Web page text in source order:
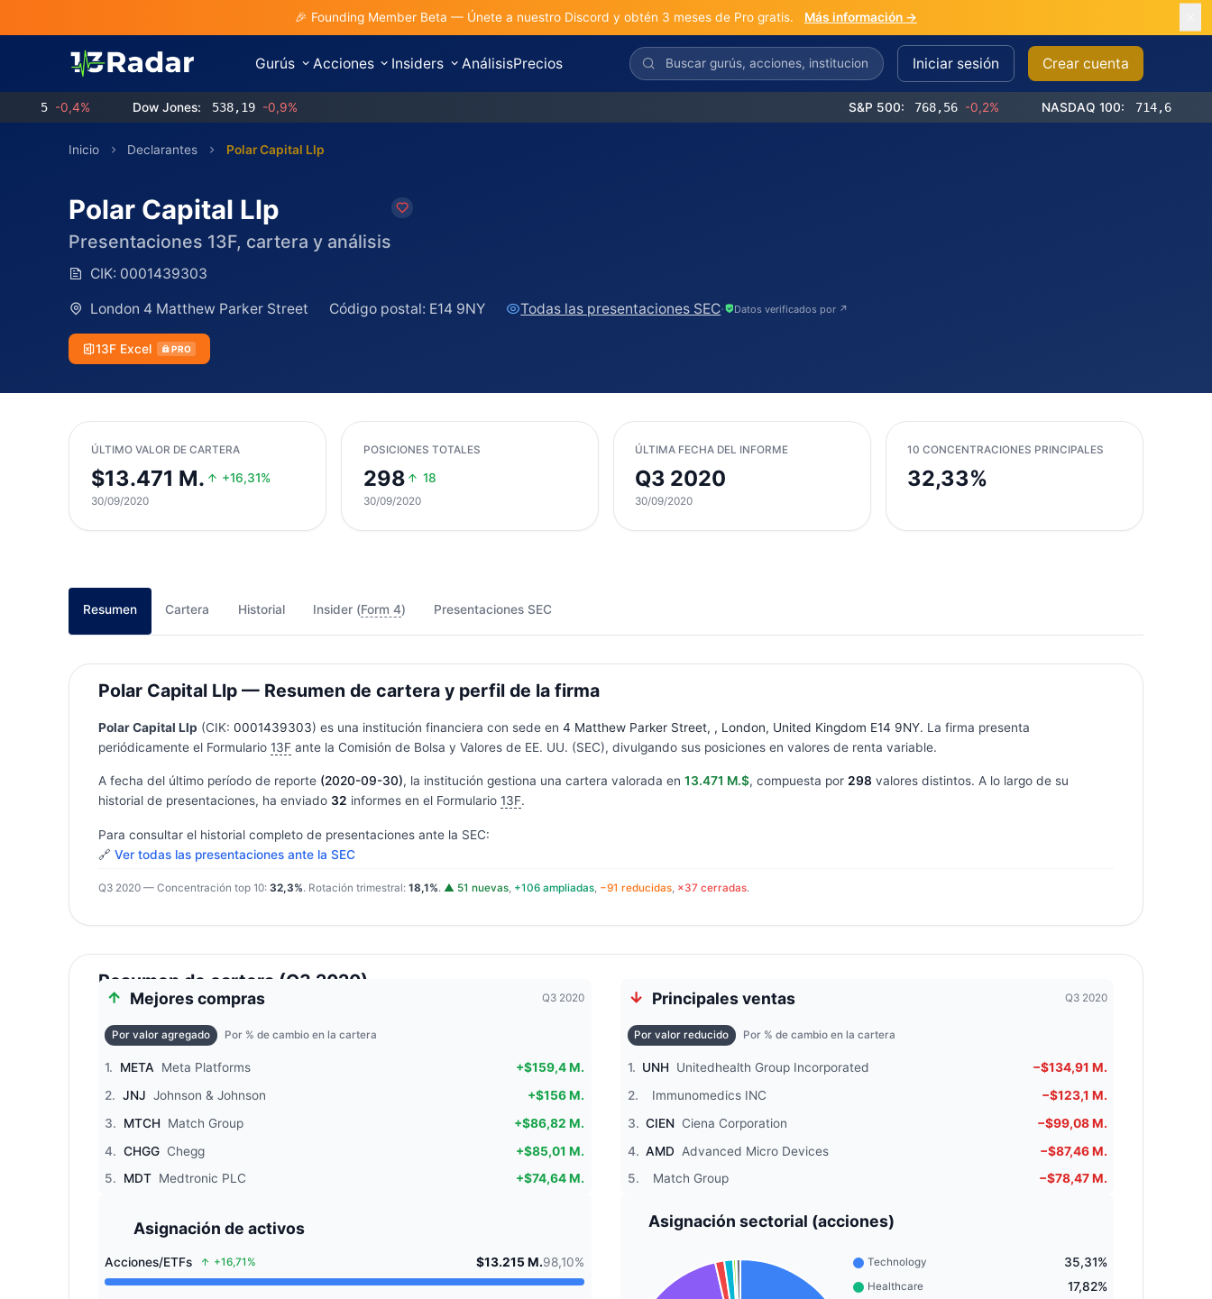
🎉 Founding Member Beta — Únete a nuestro Discord y obtén 3 meses de Pro gratis. Más información →
Gurús Acciones Insiders AnálisisPrecios Iniciar sesión Crear cuenta
-0,4% Dow Jones: 538,19 -0,9% S&P 500: 768,56 -0,2% NASDAQ 100: 714,65 -0,4%
Inicio Declarantes Polar Capital Llp
Polar Capital Llp
Presentaciones 13F, cartera y análisis
CIK: 0001439303
London 4 Matthew Parker Street Código postal: E14 9NY Todas las presentaciones SEC· Datos verificados por ↗
13F Excel PRO
ÚLTIMO VALOR DE CARTERA
$13.471 M. +16,31%
30/09/2020
POSICIONES TOTALES
298 18
30/09/2020
ÚLTIMA FECHA DEL INFORME
Q3 2020
30/09/2020
10 CONCENTRACIONES PRINCIPALES
32,33%
Resumen Cartera Historial Insider (Form 4) Presentaciones SEC
Polar Capital Llp — Resumen de cartera y perfil de la firma
Polar Capital Llp (CIK: 0001439303) es una institución financiera con sede en 4 Matthew Parker Street, , London, United Kingdom E14 9NY. La firma presenta
periódicamente el Formulario 13Fante la Comisión de Bolsa y Valores de EE. UU. (SEC), divulgando sus posiciones en valores de renta variable.
A fecha del último período de reporte (2020-09-30), la institución gestiona una cartera valorada en 13.471 M.$, compuesta por 298 valores distintos. A lo largo de su
historial de presentaciones, ha enviado 32 informes en el Formulario 13F.
Para consultar el historial completo de presentaciones ante la SEC:
🔗 Ver todas las presentaciones ante la SEC
Q3 2020 — Concentración top 10: 32,3%. Rotación trimestral: 18,1%. ▲ 51 nuevas, +106 ampliadas, −91 reducidas, ×37 cerradas.
Resumen de cartera (Q3 2020)
Mejores compras Q3 2020
Por valor agregado Por % de cambio en la cartera
1. META Meta Platforms
+$159,4 M.
2. JNJ Johnson & Johnson
+$156 M.
3.
MTCH Match Group
+$86,82 M.
4. CHGG Chegg
+$85,01 M.
5.
MDT Medtronic PLC +$74,64 M.
Principales ventas Q3 2020
Por valor reducido Por % de cambio en la cartera
1. UNH Unitedhealth Group Incorporated
−$134,91 M.
2.
Immunomedics INC
−$123,1 M.
3. CIEN Ciena Corporation
−$99,08 M.
4. AMD Advanced Micro Devices
−$87,46 M.
5.
Match Group −$78,47 M.
Asignación de activos
Acciones/ETFs +16,71% $13.215 M.98,10%
Asignación sectorial (acciones)
Technology 35,31%
Healthcare 17,82%